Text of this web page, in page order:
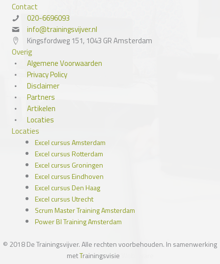
Contact
020-6696093
info@trainingsvijver.nl
Kingsfordweg 151, 1043 GR Amsterdam
Overig
Algemene Voorwaarden
Privacy Policy
Disclaimer
Partners
Artikelen
Locaties
Locaties
Excel cursus Amsterdam
Excel cursus Rotterdam
Excel cursus Groningen
Excel cursus Eindhoven
Excel cursus Den Haag
Excel cursus Utrecht
Scrum Master Training Amsterdam
Power BI Training Amsterdam
© 2018 De Trainingsvijver. Alle rechten voorbehouden. In samenwerking
metTrainingsvisie